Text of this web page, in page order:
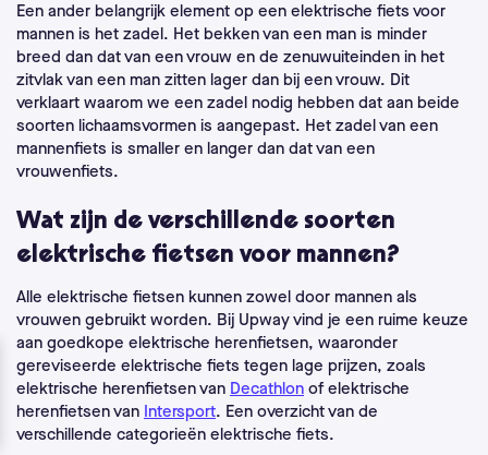
Een ander belangrijk element op een elektrische fiets voor
mannen is het zadel. Het bekken van een man is minder
breed dan dat van een vrouw en de zenuwuiteinden in het
zitvlak van een man zitten lager dan bij een vrouw. Dit
verklaart waarom we een zadel nodig hebben dat aan beide
soorten lichaamsvormen is aangepast. Het zadel van een
mannenfiets is smaller en langer dan dat van een
vrouwenfiets.
Wat zijn de verschillende soorten
elektrische fietsen voor mannen?
Alle elektrische fietsen kunnen zowel door mannen als
vrouwen gebruikt worden. Bij Upway vind je een ruime keuze
aan goedkope elektrische herenfietsen, waaronder
gereviseerde elektrische fiets tegen lage prijzen, zoals
elektrische herenfietsen van Decathlon of elektrische
herenfietsen van Intersport. Een overzicht van de
verschillende categorieën elektrische fiets.